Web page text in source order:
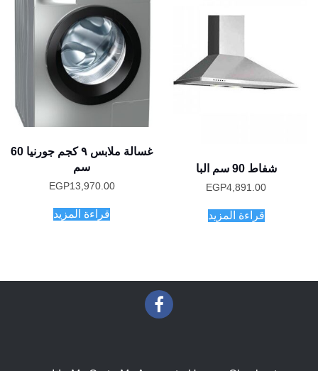
شفاط 90 سم البا
EGP4,891.00
قراءة المزيد
غسالة ملابس ٩ كجم جورنيا 60
سم
EGP13,970.00
قراءة المزيد